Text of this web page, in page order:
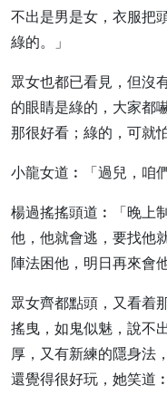
不出是男是女，衣服把
綠的。」
眾女也都已看見，但沒
的眼睛是綠的，大家都
那很好看；綠的，可就
小龍女道︰「過兒，咱
楊過搖搖頭道︰「晚上
他，他就會逃，要找他
陣法困他，明日再來會
眾女齊都點頭，又看着
搖曳，如鬼似魅，說不
厚，又有新練的隱身法
還覺得很好玩，她笑道